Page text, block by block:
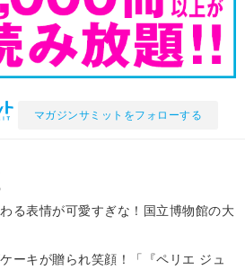
マガジンサミットをフォローする
る表情が可愛すぎな！国立博物館の大
ーキが贈られ笑顔！「『ペリエ ジュ